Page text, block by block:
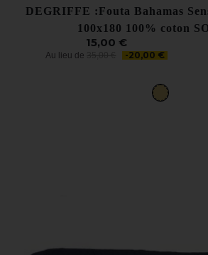
DEGRIFFE :Fouta Bahamas
100x180 100% coton
15,00 €
Au lieu de -20,00 €